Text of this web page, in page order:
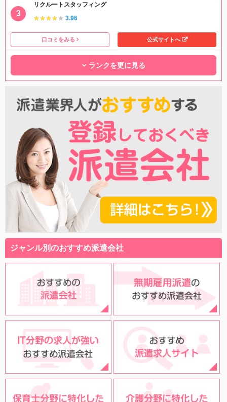
リクルートスタッフィング
★★★★★
★★★★★ 3.96
口コミをみる 公式サイトへ
ランクを更に見る
ジャンル別のおすすめ派遣会社